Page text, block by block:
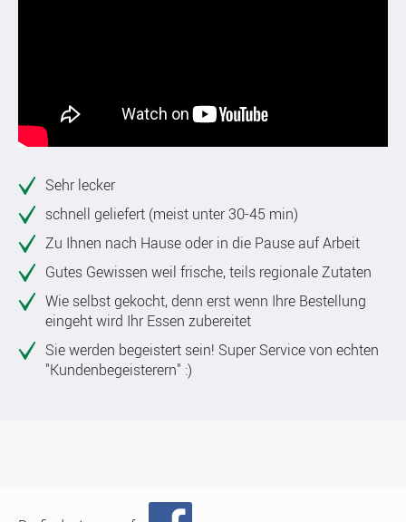
Sehr lecker
schnell geliefert (meist unter 30-45 min)
Zu Ihnen nach Hause oder in die Pause auf Arbeit
Gutes Gewissen weil frische, teils regionale Zutaten
Wie selbst gekocht, denn erst wenn Ihre Bestellung
eingeht wird Ihr Essen zubereitet
Sie werden begeistert sein! Super Service von echten
"Kundenbegeisterern" :)